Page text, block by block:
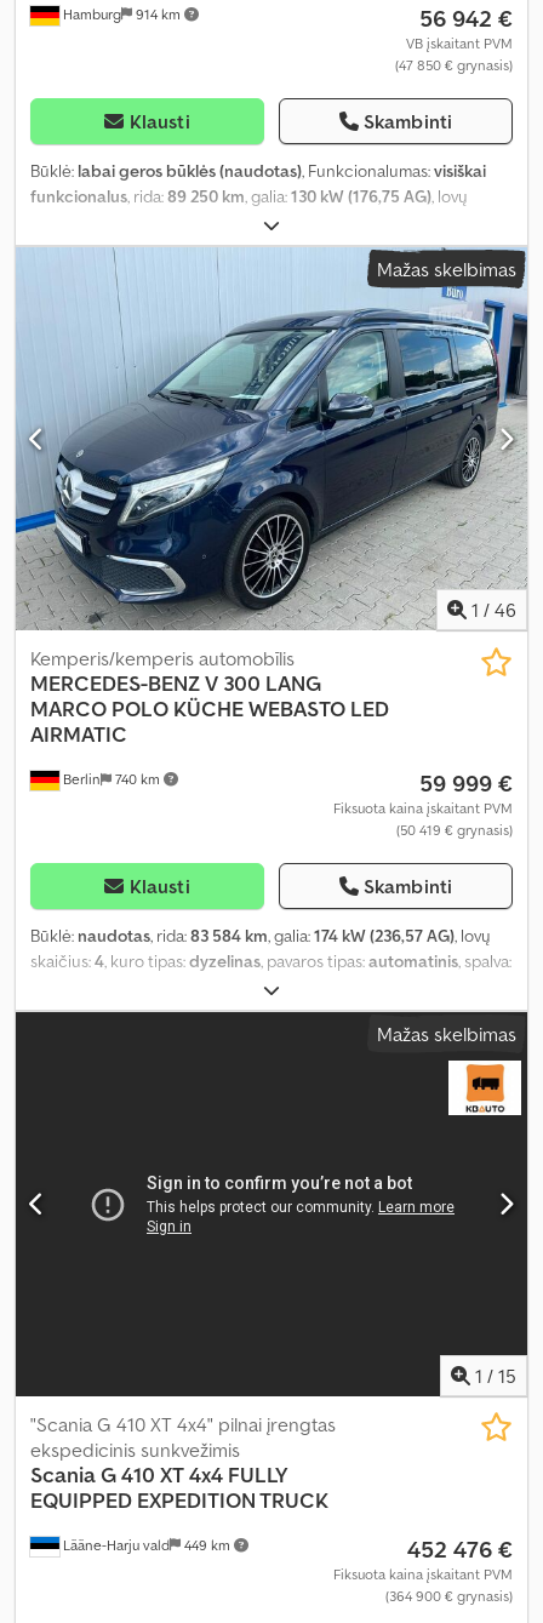
Hamburg 914 km 56 942 €
VB įskaitant PVM
(47 850 € grynasis)
Klausti Skambinti
Būklė: labai geros būklės (naudotas), Funkcionalumas:visiškai
funkcionalus, rida:89 250 km, galia:130 kW (176,75 AG), lovų
, sėdimų vietų skaičius:4
tipas:automatinis, spalva:balta, bendras ilgis:5 990 mm, bendras
2 040 mm , bendras aukštis: , ašių konfigūracija:2
, emisijos klasė: Euro 6
, bendras svoris:
, tuščias svoris: 2 500 kg, vairuotojo vairo padėtis:kairė,
ankstesnių savininkų skaičius:1, Gamybos metai:2023,
mašinos/transporto priemonės numeris:WV1ZZZSY2P9043352,
Įranga:
ABS, automobilio registracija, autonominis šildytuvas,
centrinis užraktas, dušas, elektroninė stabilumo programa
(ESP), kėlimo lova, naudoto automobilio garantija, oro
kondicionavimas, oro pagalvė, pilna techninės priežiūros
istorija, priešrūkiniai žibintai, vairo stiprintuvas, vidurinė sėdynių
išdėstymo schema, viengulė lova, viengulės lovos, virtuvė
transporto priemonėje, visų sezonų padangos, vonios
kambarys,
Mažas skelbimas
1 / 46
Berlin 740 km
Kemperis/kemperis automobīlis
MERCEDES-BENZV 300 LANG
MARCO POLO KÜCHE WEBASTO LED
AIRMATIC
59 999 €
Fiksuota kaina įskaitant PVM
(50 419 € grynasis)
Klausti Skambinti
Būklė: naudotas, rida:83 584 km, galia:174 kW (236,57 AG), lovų
skaičius:4, kuro tipas:dyzelinas, pavaros tipas:automatinis, spalva:
07/2022
bendras svoris:3 100 kg, Įranga:ABS, autonominis šildytuvas,
centrinis užraktas, elektroninė stabilumo programa (ESP),
naudoto automobilio garantija, navigacijos sistema, oro
Mažas skelbimas
1 / 15
Lääne-Harju vald 449 km
"Scania G 410 XT 4x4" pilnai įrengtas
ekspedicinis sunkvežimis
ScaniaG 410 XT 4x4 FULLY
EQUIPPED EXPEDITION TRUCK
452 476 €
Fiksuota kaina įskaitant PVM
(364 900 € grynasis)